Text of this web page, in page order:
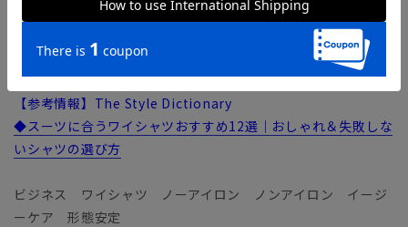
3BLOCK（トリプルブロック）／「防シワ」「防ムレ」「防ス
トレス（ストレッチ）」の3つの機能でシャツのお悩みをトリ
プルブロック！ 忙しい毎日を快適にサポートします。
【参考情報】The Style Dictionary
◆スーツに合うワイシャツおすすめ12選｜おしゃれ＆失敗しな
いシャツの選び方
ビジネス ワイシャツ ノーアイロン ノンアイロン イージ
ーケア 形態安定